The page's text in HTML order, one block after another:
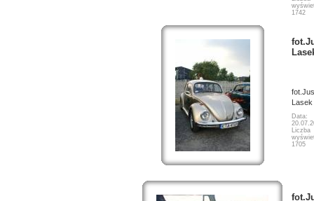
1742
Lasek
Data:
Liczba
1705